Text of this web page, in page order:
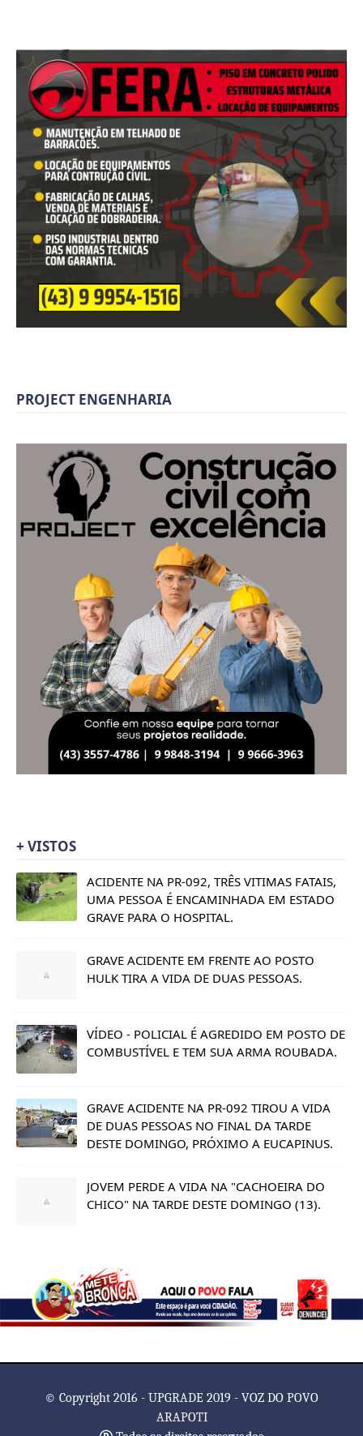
PROJECT ENGENHARIA
+ VISTOS
ACIDENTE NA PR-092, TRÊS VITIMAS FATAIS,
UMA PESSOA É ENCAMINHADA EM ESTADO
GRAVE PARA O HOSPITAL.
GRAVE ACIDENTE EM FRENTE AO POSTO
HULK TIRA A VIDA DE DUAS PESSOAS.
VÍDEO - POLICIAL É AGREDIDO EM POSTO DE
COMBUSTÍVEL E TEM SUA ARMA ROUBADA.
GRAVE ACIDENTE NA PR-092 TIROU A VIDA
DE DUAS PESSOAS NO FINAL DA TARDE
DESTE DOMINGO, PRÓXIMO A EUCAPINUS.
JOVEM PERDE A VIDA NA "CACHOEIRA DO
CHICO" NA TARDE DESTE DOMINGO (13).
© Copyright 2016 - UPGRADE 2019 - VOZ DO POVO
ARAPOTI